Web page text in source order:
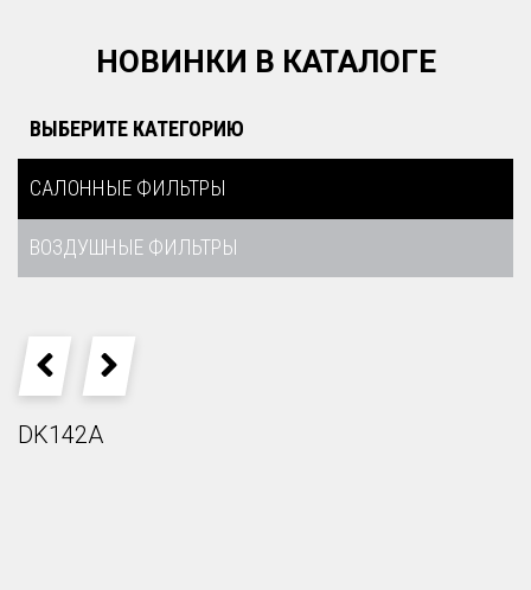
НОВИНКИ В КАТАЛОГЕ
ВЫБЕРИТЕ КАТЕГОРИЮ
САЛОННЫЕ ФИЛЬТРЫ
ВОЗДУШНЫЕ ФИЛЬТРЫ
DK142A
PREVIOUS
NEXT